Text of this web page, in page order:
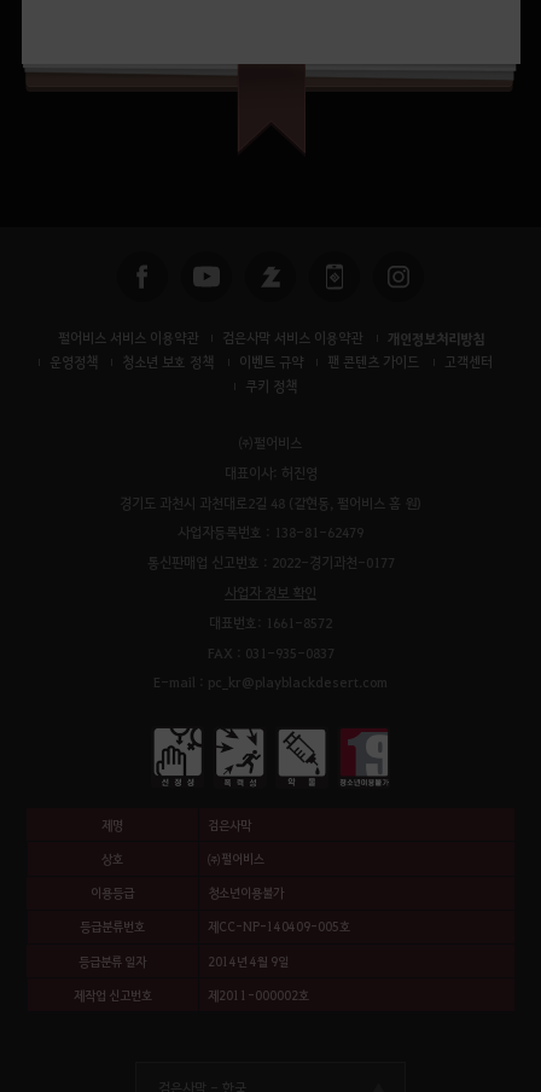
펄어비스 서비스 이용약관 검은사막 서비스 이용약관 개인정보처리방침
운영정책 청소년 보호 정책 이벤트 규약 팬 콘텐츠 가이드
고객센터
쿠키 정책
㈜펄어비스
대표이사: 허진영
경기도 과천시 과천대로2길 48 (갈현동, 펄어비스 홈 원)
사업자등록번호 : 138-81-62479
통신판매업 신고번호 : 2022-경기과천-0177
사업자 정보 확인
대표번호: 1661-8572
FAX : 031-935-0837
E-mail : pc_kr@playblackdesert.com
제명 검은사막
상호 ㈜펄어비스
이용등급 청소년이용불가
등급분류번호 제CC-NP-140409-005호
등급분류 일자 2014년 4월 9일
제작업 신고번호 제2011-000002호
검은사막 - 한국